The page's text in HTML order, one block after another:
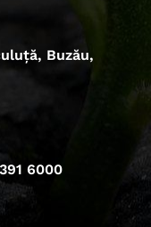
Buzău,
6000